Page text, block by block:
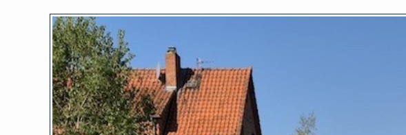
Zeige
grösseres
Bild